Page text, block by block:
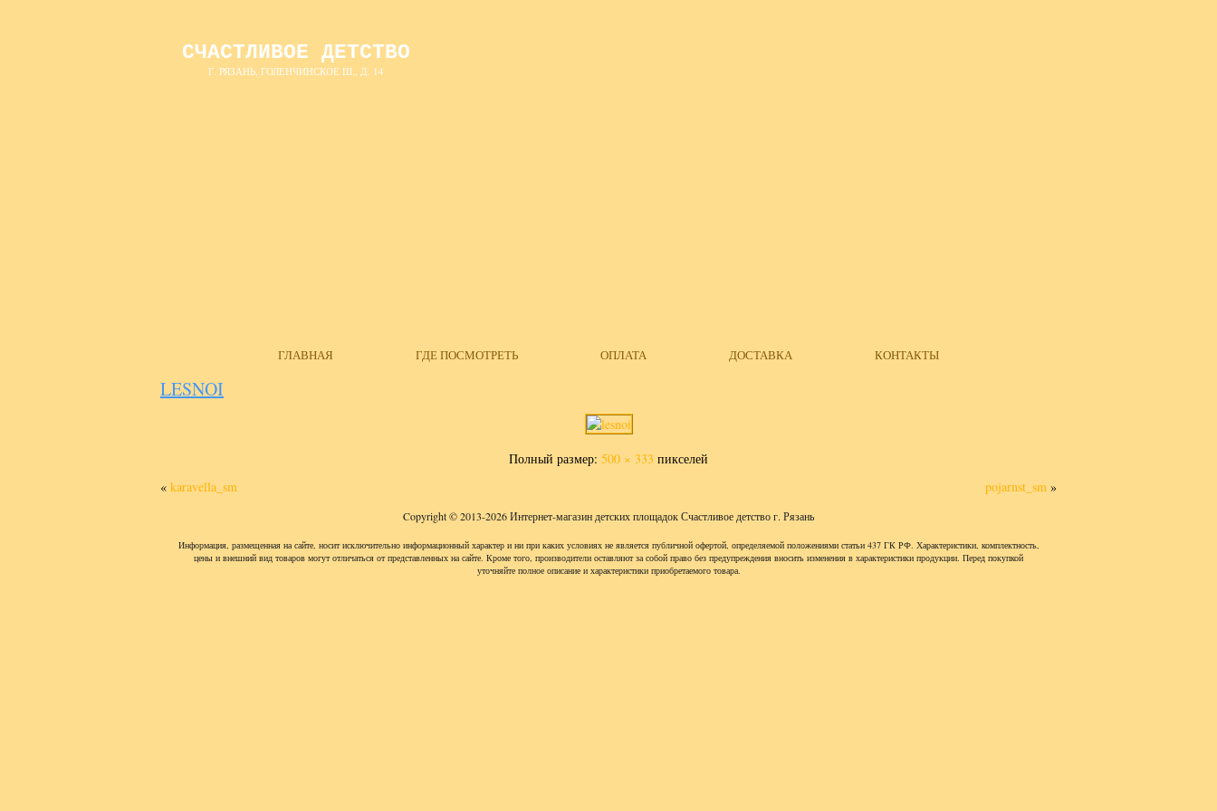
СЧАСТЛИВОЕ ДЕТСТВО
Г. РЯЗАНЬ, ГОЛЕНЧИНСКОЕ Ш., Д. 14
ГЛАВНАЯ ГДЕ ПОСМОТРЕТЬ ОПЛАТА ДОСТАВКА КОНТАКТЫ
LESNOI
Полный размер: 500 × 333 пикселей
« karavella_sm pojarnst_sm »
Copyright © 2013-2026 Интернет-магазин детских площадок Счастливое детство г. Рязань
Информация, размещенная на сайте, носит исключительно информационный характер и ни при каких условиях не является публичной офертой, определяемой положениями статьи 437 ГК РФ. Характеристики, комплектность,
цены и внешний вид товаров могут отличаться от представленных на сайте. Кроме того, производители оставляют за собой право без предупреждения вносить изменения в характеристики продукции. Перед покупкой
уточняйте полное описание и характеристики приобретаемого товара.